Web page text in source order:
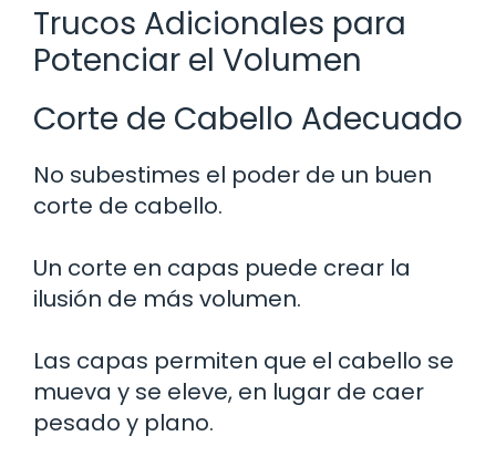
Trucos Adicionales para
Potenciar el Volumen
Corte de Cabello Adecuado
No subestimes el poder de un buen
corte de cabello.
Un corte en capas puede crear la
ilusión de más volumen.
Las capas permiten que el cabello se
mueva y se eleve, en lugar de caer
pesado y plano.